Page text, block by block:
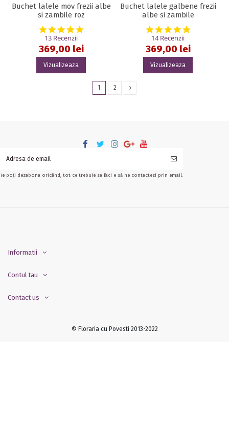
Buchet lalele mov frezii albe
si zambile roz
5.0 star rating
13 Recenzii
369,00 lei
Vizualizeaza
Buchet lalele galbene frezii
albe si zambile
4.9 star
14 Recenzii
369,00 lei
Vizualizeaza
1 2
Te poți dezabona oricând, tot ce trebuie sa faci e să ne contactezi prin email.
Informatii
Contul tau
Contact us
© Floraria cu Povesti 2013-2022